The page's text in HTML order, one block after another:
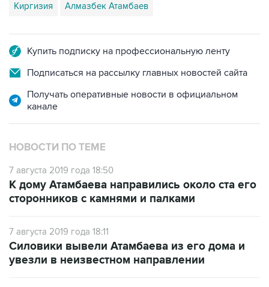
Киргизия Алмазбек Атамбаев
Купить подписку на профессиональную ленту
Подписаться на рассылку главных новостей сайта
Получать оперативные новости в официальном
канале
НОВОСТИ ПО ТЕМЕ
7 августа 2019 года 18:50
К дому Атамбаева направились около ста его
сторонников с камнями и палками
7 августа 2019 года 18:11
Силовики вывели Атамбаева из его дома и
увезли в неизвестном направлении